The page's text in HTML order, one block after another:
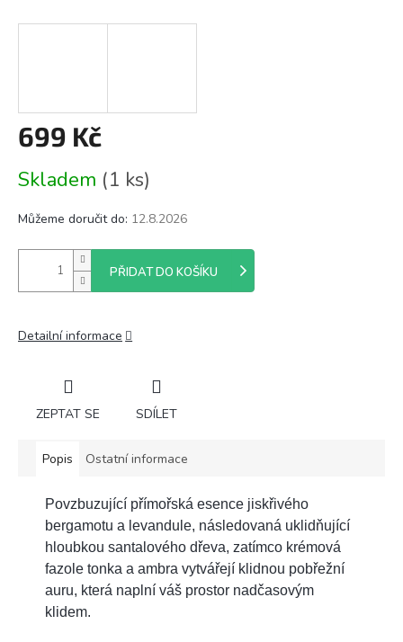
699 Kč
cena:
Skladem (1 ks)
Můžeme doručit do: 12.8.2026
PŘIDAT DO KOŠÍKU
Detailní informace
ZEPTAT SE SDÍLET
Popis Ostatní informace
Povzbuzující přímořská esence jiskřivého
bergamotu a levandule, následovaná uklidňující
hloubkou santalového dřeva, zatímco krémová
fazole tonka a ambra vytvářejí klidnou pobřežní
auru, která naplní váš prostor nadčasovým
klidem.